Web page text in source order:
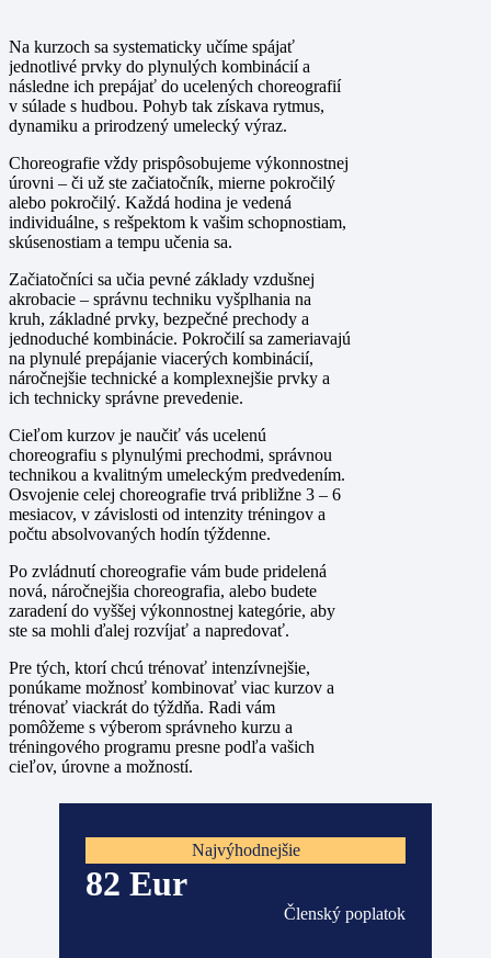
Na kurzoch sa systematicky učíme spájať
jednotlivé prvky do plynulých kombinácií a
následne ich prepájať do ucelených choreografií
v súlade s hudbou. Pohyb tak získava rytmus,
dynamiku a prirodzený umelecký výraz.
Choreografie vždy prispôsobujeme výkonnostnej
úrovni – či už ste začiatočník, mierne pokročilý
alebo pokročilý. Každá hodina je vedená
individuálne, s rešpektom k vašim schopnostiam,
skúsenostiam a tempu učenia sa.
Začiatočníci sa učia pevné základy vzdušnej
akrobacie – správnu techniku vyšplhania na
kruh, základné prvky, bezpečné prechody a
jednoduché kombinácie. Pokročilísa zameriavajú
na plynulé prepájanie viacerých kombinácií,
náročnejšie technické a komplexnejšie prvky a
ich technicky správne prevedenie.
Cieľom kurzov je naučiť vás ucelenú
choreografiu s plynulými prechodmi, správnou
technikou a kvalitným umeleckým predvedením.
Osvojenie celej choreografie trvá približne 3 – 6
mesiacov, v závislosti od intenzity tréningov a
počtu absolvovaných hodín týždenne.
Po zvládnutí choreografie vám bude pridelená
nová, náročnejšia choreografia, alebo budete
zaradení do vyššej výkonnostnej kategórie, aby
ste sa mohli ďalej rozvíjať a napredovať.
Pre tých, ktorí chcú trénovať intenzívnejšie,
ponúkame možnosť kombinovať viac kurzov a
trénovať viackrát do týždňa. Radi vám
pomôžeme s výberom správneho kurzu a
tréningového programu presne podľa vašich
cieľov, úrovne a možností.
Najvýhodnejšie
82 Eur
Členský poplatok